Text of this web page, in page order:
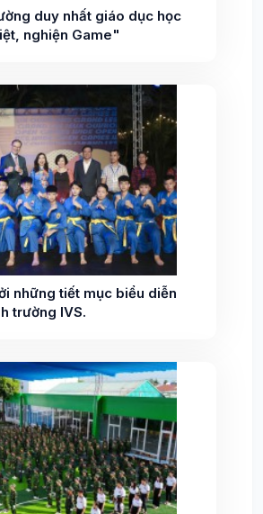
duy nhất giáo dục học
nghiện Game"
những tiết mục biểu diễn
trường IVS.